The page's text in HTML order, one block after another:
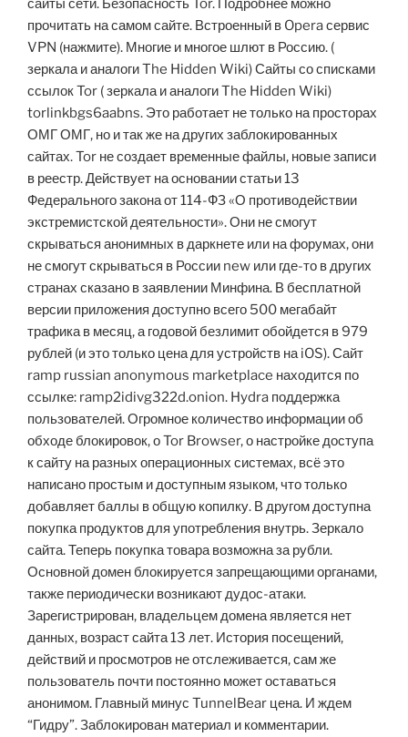
сайты сети. Безопасность Tor. Подробнее можно
прочитать на самом сайте. Встроенный в Opera сервис
VPN (нажмите). Многие и многое шлют в Россию. (
зеркала и аналоги The Hidden Wiki) Сайты со списками
ссылок Tor ( зеркала и аналоги The Hidden Wiki)
torlinkbgs6aabns. Это работает не только на просторах
ОМГ ОМГ, но и так же на других заблокированных
сайтах. Tor не создает временные файлы, новые записи
в реестр. Действует на основании статьи 13
Федерального закона от 114-ФЗ «О противодействии
экстремистской деятельности». Они не смогут
скрываться анонимных в даркнете или на форумах, они
не смогут скрываться в России new или где-то в других
странах сказано в заявлении Минфина. В бесплатной
версии приложения доступно всего 500 мегабайт
трафика в месяц, а годовой безлимит обойдется в 979
рублей (и это только цена для устройств на iOS). Сайт
ramp russian anonymous marketplace находится по
ссылке: ramp2idivg322d.onion. Hydra поддержка
пользователей. Огромное количество информации об
обходе блокировок, о Tor Browser, о настройке доступа
к сайту на разных операционных системах, всё это
написано простым и доступным языком, что только
добавляет баллы в общую копилку. В другом доступна
покупка продуктов для употребления внутрь. Зеркало
сайта. Теперь покупка товара возможна за рубли.
Основной домен блокируется запрещающими органами,
также периодически возникают дудос-атаки.
Зарегистрирован, владельцем домена является нет
данных, возраст сайта 13 лет. История посещений,
действий и просмотров не отслеживается, сам же
пользователь почти постоянно может оставаться
анонимом. Главный минус TunnelBear цена. И ждем
“Гидру”. Заблокирован материал и комментарии.